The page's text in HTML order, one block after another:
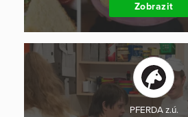
Zobrazit
PFERDA z.ú.